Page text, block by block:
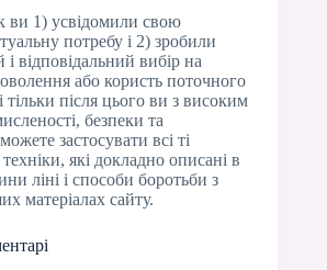
ви 1) усвідомили свою
потребу і 2) зробили
і відповідальний вибір на
або користь поточного
після цього ви з високим
безпеки та
застосувати всі ті
які докладно описані в
ліні і способи боротьби з
матеріалах сайту.